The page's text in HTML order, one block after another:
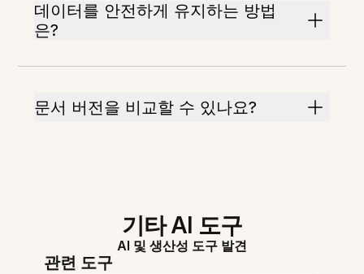
데이터를 안전하게 유지하는 방법
은?
문서 버전을 비교할 수 있나요?
기타 AI 도구
AI 및 생산성 도구 발견
관련 도구